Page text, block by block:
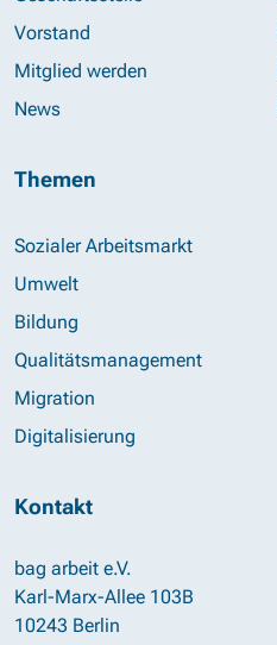
Vorstand
Mitglied werden
News
Themen
Sozialer Arbeitsmarkt
Umwelt
Bildung
Qualitätsmanagement
Migration
Digitalisierung
Kontakt
bag arbeit e.V.
Karl-Marx-Allee 103B
10243 Berlin